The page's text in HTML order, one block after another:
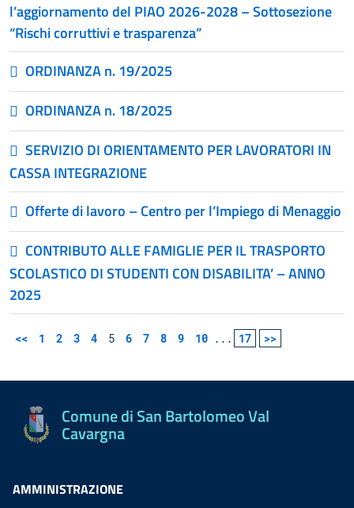
l’aggiornamento del PIAO 2026-2028 – Sottosezione
“Rischi corruttivi e trasparenza”
ORDINANZA n. 19/2025
ORDINANZA n. 18/2025
SERVIZIO DI ORIENTAMENTO PER LAVORATORI IN
CASSA INTEGRAZIONE
Offerte di lavoro – Centro per l’Impiego di Menaggio
CONTRIBUTO ALLE FAMIGLIE PER IL TRASPORTO
SCOLASTICO DI STUDENTI CON DISABILITA’ – ANNO
2025
<< 1 2 3 4 5 6 7 8 9 10 ... 17 >>
Comune di San Bartolomeo Val
Cavargna
AMMINISTRAZIONE